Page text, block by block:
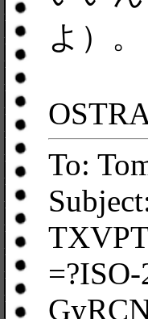
よ）。
To:
=?ISO-